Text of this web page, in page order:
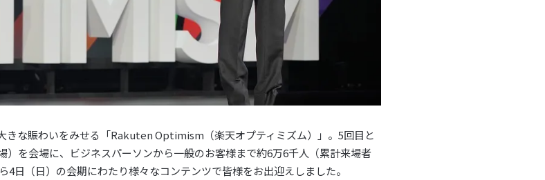
きな賑わいをみせる「Rakuten Optimism（楽天オプティミズム）」。5回目と
）を会場に、ビジネスパーソンから一般のお客様まで約6万6千人（累計来場者
日（日）の会期にわたり様々なコンテンツで皆様をお出迎えしました。